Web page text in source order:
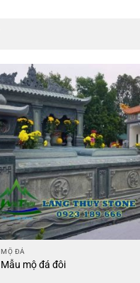
MỘ ĐÁ
Mẫu mộ đá đôi